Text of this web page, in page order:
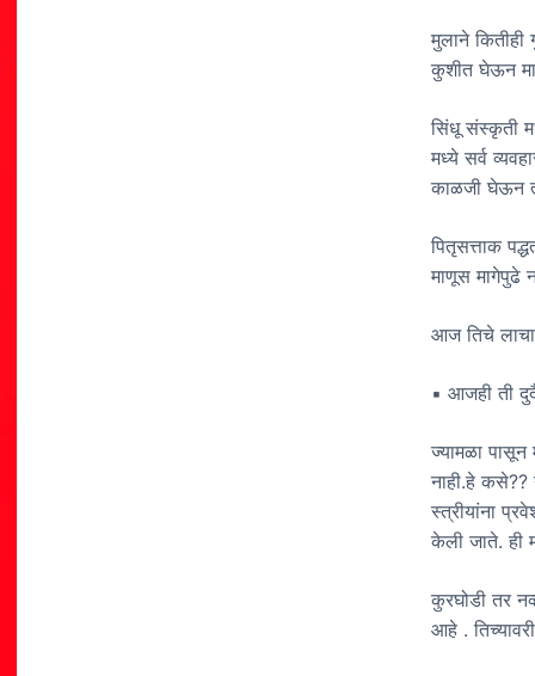
मुलाने
कुशीत घेऊन
सिंधू संस्कृती
मध्ये सर्व
काळजी घेऊन
पितृसत्ताक
माणूस मागेपुढे
आज तिचे
▪ आजही ती
ज्यामळा पासून
नाही.हे
स्त्रीयांना
केली जाते. ही
कुरघोडी तर
आहे .